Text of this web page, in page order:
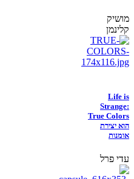
מושיק
קלינמן
Life is
Strange:
True Colors
הוא יצירת
אומנות
עדי פרל